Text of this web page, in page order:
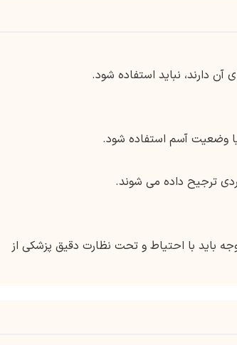
دارند، نباید استفاده شود.
یا وضعیت آسم استفاده شود.
ترجیح داده می شوند.
باید با احتیاط و تحت نظارت دقیق پزشکی از